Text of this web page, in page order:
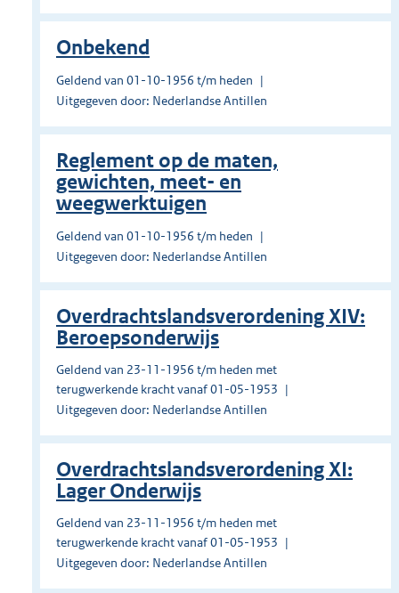
Onbekend
Geldend van 01-10-1956 t/m heden
Uitgegeven door: Nederlandse Antillen
Reglement op de maten,
gewichten, meet- en
weegwerktuigen
Geldend van 01-10-1956 t/m heden
Uitgegeven door: Nederlandse Antillen
Overdrachtslandsverordening XIV:
Beroepsonderwijs
Geldend van 23-11-1956 t/m heden met
terugwerkende kracht vanaf 01-05-1953
Uitgegeven door: Nederlandse Antillen
Overdrachtslandsverordening XI:
Lager Onderwijs
Geldend van 23-11-1956 t/m heden met
terugwerkende kracht vanaf 01-05-1953
Uitgegeven door: Nederlandse Antillen